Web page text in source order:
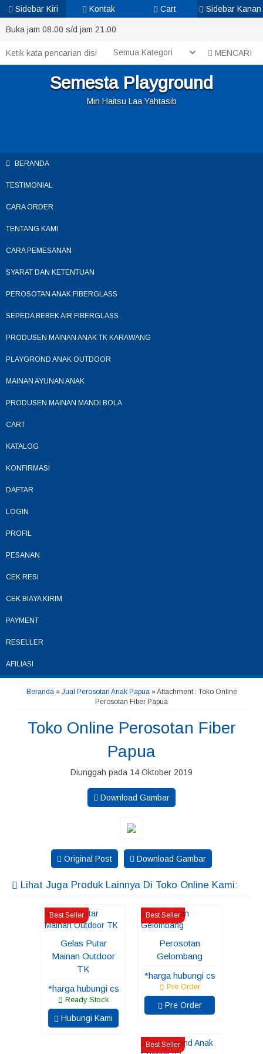
Buka jam 08.00 s/d jam 21.00
MENCARI
Semesta Playground
Min Haitsu Laa Yahtasib
BERANDA
TESTIMONIAL
CARA ORDER
TENTANG KAMI
CARA PEMESANAN
SYARAT DAN KETENTUAN
PEROSOTAN ANAK FIBERGLASS
SEPEDA BEBEK AIR FIBERGLASS
PRODUSEN MAINAN ANAK TK KARAWANG
PLAYGROND ANAK OUTDOOR
MAINAN AYUNAN ANAK
PRODUSEN MAINAN MANDI BOLA
CART
KATALOG
KONFIRMASI
DAFTAR
LOGIN
PROFIL
PESANAN
CEK RESI
CEK BIAYA KIRIM
PAYMENT
RESELLER
AFILIASI
Beranda» Jual Perosotan Anak Papua» Attachment : Toko Online
Perosotan Fiber Papua
Toko Online Perosotan Fiber
Papua
Diunggah pada 14 Oktober 2019
Download Gambar
Original Post Download Gambar
Lihat Juga Produk Lainnya Di Toko Online Kami:
Best Seller
Gelas Putar
Mainan Outdoor
TK
*harga hubungi cs
Ready Stock
Hubungi Kami
Best Seller
Perosotan
Gelombang
*harga hubungi cs
Pre Order
Pre Order
Best Seller
Sidebar Kiri Kontak Cart Sidebar Kanan